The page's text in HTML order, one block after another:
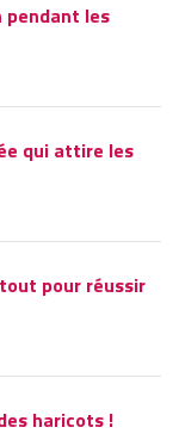
pendant les
qui attire les
pour réussir
haricots !